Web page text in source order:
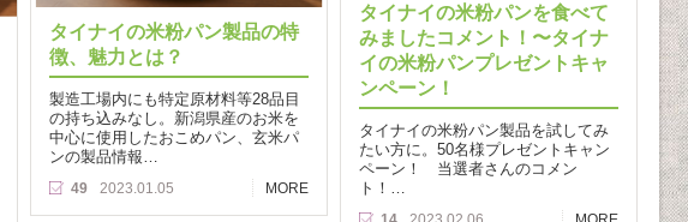
タイナイの米粉パンを食べて
みましたコメント！〜タイナ
イの米粉パンプレゼントキャ
ンペーン！
タイナイの米粉パン製品を試してみ
たい方に。50名様プレゼントキャン
ペーン！ 当選者さんのコメン
ト！…
タイナイの米粉パン製品の特
徴、魅力とは？
製造工場内にも特定原材料等28品目
の持ち込みなし。新潟県産のお米を
中心に使用したおこめパン、玄米パ
ンの製品情報…
49 2023.01.05 MORE